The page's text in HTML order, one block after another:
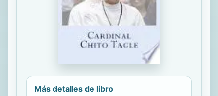
Más detalles de libro